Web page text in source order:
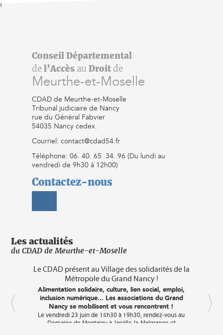
f
Conseil Départemental
del’Accès au Droit de
Meurthe-et-Moselle
CDAD de Meurthe-et-Moselle
Tribunal judiciaire de Nancy
rue du Général Fabvier
54035 Nancy cedex.
Courriel: contact@cdad54.fr
Téléphone: 06. 40. 65. 34. 96 (Du lundi au
vendredi de 9h30 à 12h00)
Contactez-nous
Les actualités
du CDAD de Meurthe-et-Moselle
Le CDAD présent au Village des solidarités de la
Métropole du Grand Nancy !
Alimentation solidaire, culture, lien social, emploi,
inclusion numérique... Les associations du Grand
Nancy se mobilisent et vous rencontrent !
Le vendredi 23 juin de 15h30 à 19h30, rendez-vous au
Domaine de Montaigu à Jarville-la-Malgrange et